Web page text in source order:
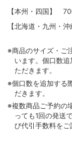
【本州・四国】
【北海道・九州・
※商品のサイズ・ご
います。個口数
ただきます。
※個口数を追加する
だきます。
※複数商品ご予約の
っても1回の発送
び代引手数料をご